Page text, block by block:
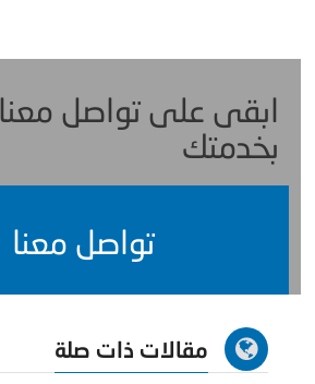
ابقى على تواصل
بخدمتك
تواصل معنا
مقالات ذات صلة